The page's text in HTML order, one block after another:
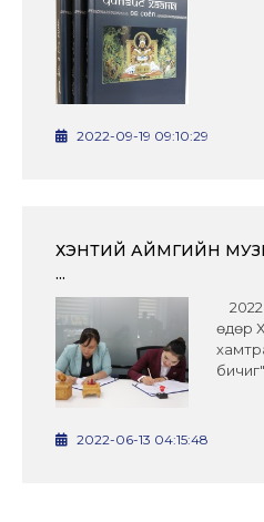
2022-09-19 09:10:29
ХЭНТИЙ АЙМГИЙН
...
өдөр
2022-06-13 04:15:48